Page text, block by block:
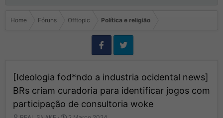
Home Fóruns Offtopic Política e religião
[Ideologia fod*ndo a industria ocidental news]
BRs criam curadoria para identificar jogos com
participação de consultoria woke